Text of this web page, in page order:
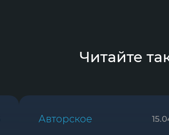
Читайте
Авторское